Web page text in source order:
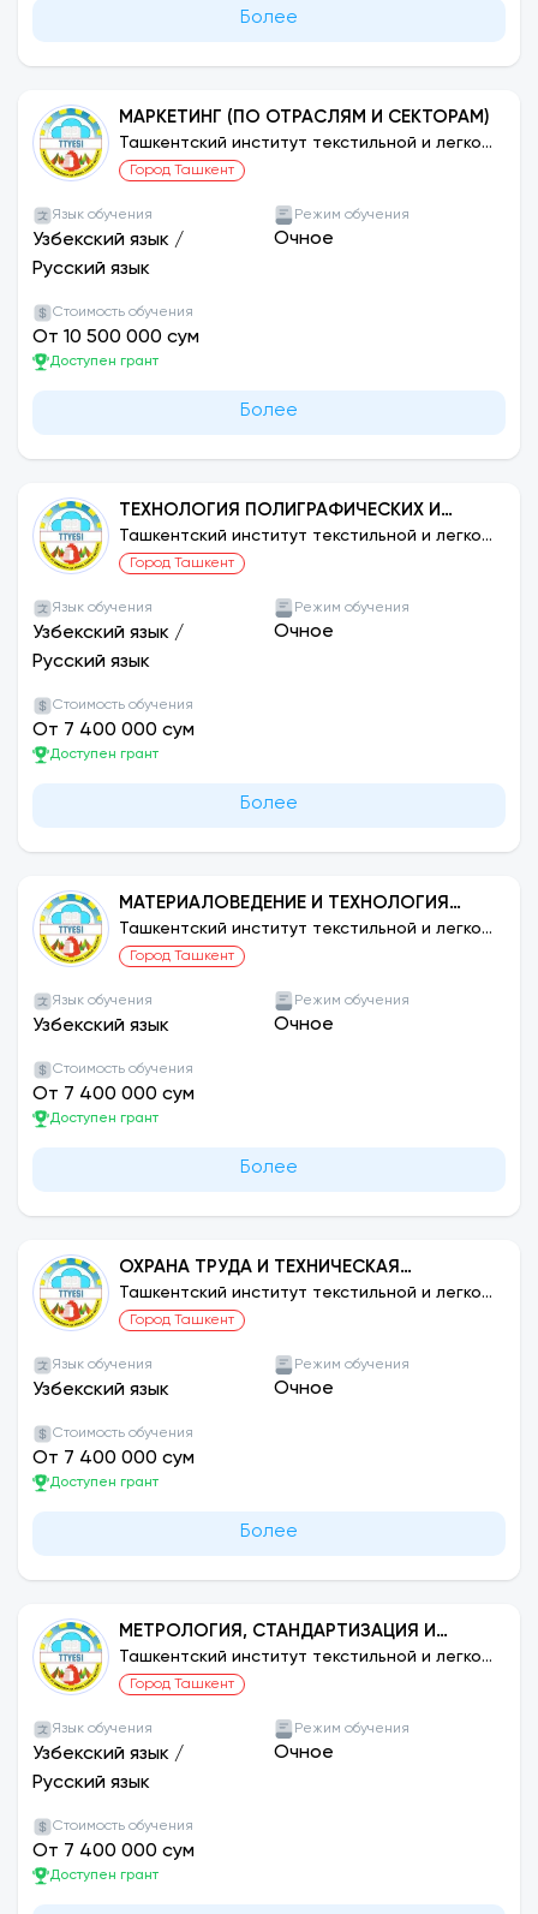
Более
МАРКЕТИНГ (ПО ОТРАСЛЯМ И СЕКТОРАМ)
Ташкентский институт текстильной и легкой
промышленности
Город Ташкент
Язык обучения
Узбекский язык /
Русский язык
Режим обучения
Очное
Стоимость обучения
От 10 500 000 сум
Доступен грант
Более
ТЕХНОЛОГИЯ ПОЛИГРАФИЧЕСКИХ И
УПАКОВОЧНЫХ ПРОЦЕССОВ
Ташкентский институт текстильной и легкой
промышленности
Город Ташкент
Язык обучения
Узбекский язык /
Русский язык
Режим обучения
Очное
Стоимость обучения
От 7 400 000 сум
Доступен грант
Более
МАТЕРИАЛОВЕДЕНИЕ И ТЕХНОЛОГИЯ
НОВЫХ МАТЕРИАЛОВ (ПО ОТРАСЛЯМ)
Ташкентский институт текстильной и легкой
промышленности
Город Ташкент
Язык обучения
Узбекский язык
Режим обучения
Очное
Стоимость обучения
От 7 400 000 сум
Доступен грант
Более
ОХРАНА ТРУДА И ТЕХНИЧЕСКАЯ
БЕЗОПАСНОСТЬ (ПО СЕТЯМ)
Ташкентский институт текстильной и легкой
промышленности
Город Ташкент
Язык обучения
Узбекский язык
Режим обучения
Очное
Стоимость обучения
От 7 400 000 сум
Доступен грант
Более
МЕТРОЛОГИЯ, СТАНДАРТИЗАЦИЯ И
УПРАВЛЕНИЕ КАЧЕСТВОМ ПРОДУКЦИИ
(ПО ОТРАСЛЯМ)
Ташкентский институт текстильной и легкой
промышленности
Город Ташкент
Язык обучения
Узбекский язык /
Русский язык
Режим обучения
Очное
Стоимость обучения
От 7 400 000 сум
Доступен грант